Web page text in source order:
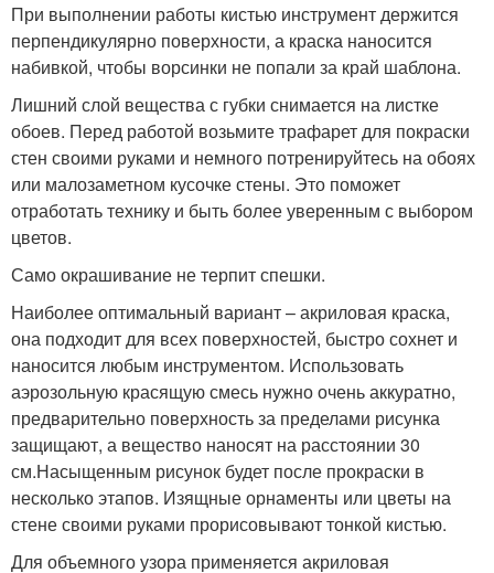
При выполнении работы кистью инструмент держится
перпендикулярно поверхности, а краска наносится
набивкой, чтобы ворсинки не попали за край шаблона.
Лишний слой вещества с губки снимается на листке
обоев. Перед работой возьмите трафарет для покраски
стен своими руками и немного потренируйтесь на обоях
или малозаметном кусочке стены. Это поможет
отработать технику и быть более уверенным с выбором
цветов.
Само окрашивание не терпит спешки.
Наиболее оптимальный вариант – акриловая краска,
она подходит для всех поверхностей, быстро сохнет и
наносится любым инструментом. Использовать
аэрозольную красящую смесь нужно очень аккуратно,
предварительно поверхность за пределами рисунка
защищают, а вещество наносят на расстоянии 30
см.Насыщенным рисунок будет после прокраски в
несколько этапов. Изящные орнаменты или цветы на
стене своими руками прорисовывают тонкой кистью.
Для объемного узора применяется акриловая